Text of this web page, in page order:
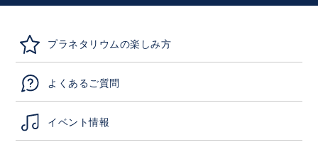
プラネタリウムの楽しみ方
よくあるご質問
イベント情報